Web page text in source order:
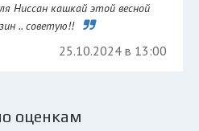
Ниссан кашкай этой весной
.. советую!!
25.10.2024 в 13:00
оценкам